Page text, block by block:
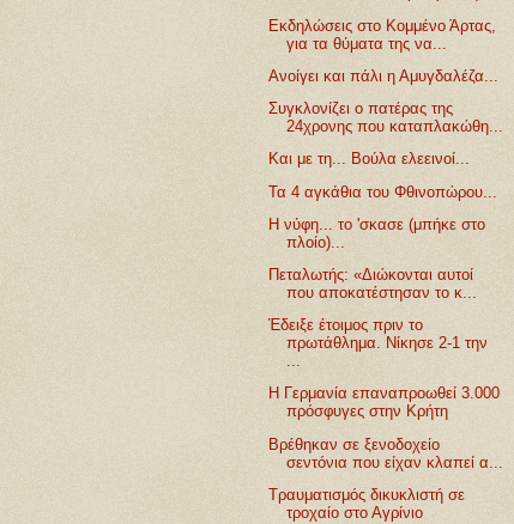
Εκδηλώσεις στο Κομμένο Άρτας,
για τα θύματα της να...
Ανοίγει και πάλι η Αμυγδαλέζα...
Συγκλονίζει ο πατέρας της
24χρονης που καταπλακώθη...
Kαι με τη... Βούλα ελεεινοί...
Τα 4 αγκάθια του Φθινοπώρου...
Η νύφη... το 'σκασε (μπήκε στο
πλοίο)...
Πεταλωτής: «Διώκονται αυτοί
που αποκατέστησαν το κ...
Έδειξε έτοιμος πριν το
πρωτάθλημα. Νίκησε 2-1 την
...
Η Γερμανία επαναπροωθεί 3.000
πρόσφυγες στην Κρήτη
Βρέθηκαν σε ξενοδοχείο
σεντόνια που είχαν κλαπεί α...
Tραυματισμός δικυκλιστή σε
τροχαίο στο Αγρίνιο